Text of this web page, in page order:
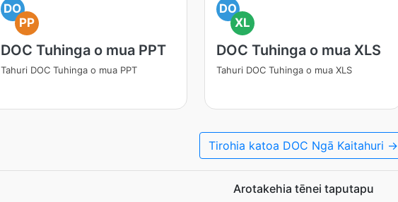
DO
PP
DOC Tuhinga o mua PPT
Tahuri DOC Tuhinga o mua PPT
DO
XL
DOC Tuhinga o mua XLS
Tahuri DOC Tuhinga o mua XLS
Tirohia katoa DOC Ngā Kaitahuri →
Arotakehia tēnei taputapu